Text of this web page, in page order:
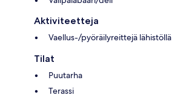
Aktiviteetteja
Vaellus-/pyöräilyreittejä lähistöllä
Tilat
Puutarha
Terassi